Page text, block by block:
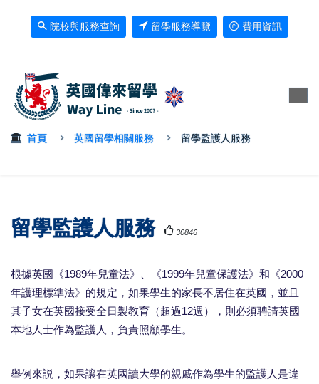
院校與服務查詢 留學服務導覽 費用資訊
首頁 英國留學相關服務 留學監護人服務
留學監護人服務 30846
根據英國《1989年兒童法》、《1999年兒童保護法》和《2000
年護理標準法》的規定，如果學生的家長不居住在英國，並且
其子女在英國接受全日製教育（超過12週），則必須聘請英國
本地人士作為監護人，負責照顧學生。
舉例來説，如果讓在英國讀大學的親戚作為學生的監護人是違